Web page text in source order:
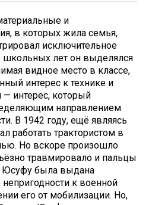
и
в которых жила семья,
исключительное
школьных лет он выделялся
видное место в классе,
интерес к технике и
интерес, который
направлением
В 1942 году, ещё являясь
работать трактористом в
Но вскоре произошло
травмировало и пальцы
Юсуфу была выдана
к военной
его от мобилизации. Но,